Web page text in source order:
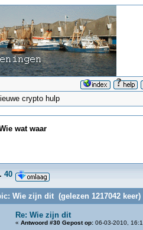
crypto hulp
wat waar
40
Wie zijn dit (gelezen 1217042 keer)
Re: Wie zijn dit
« Antwoord #30 Gepost op:06-03-2010,